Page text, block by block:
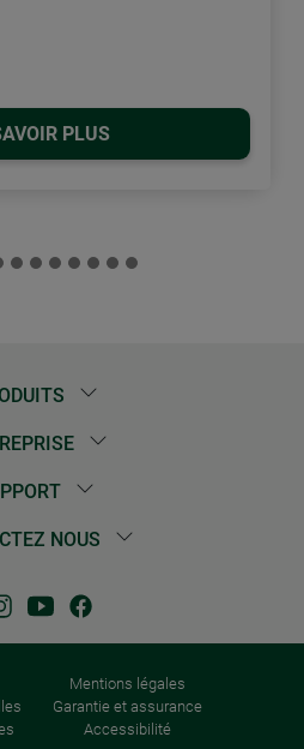
PLUS
NOUS
Mentions légales
Garantie et assurance
Accessibilité